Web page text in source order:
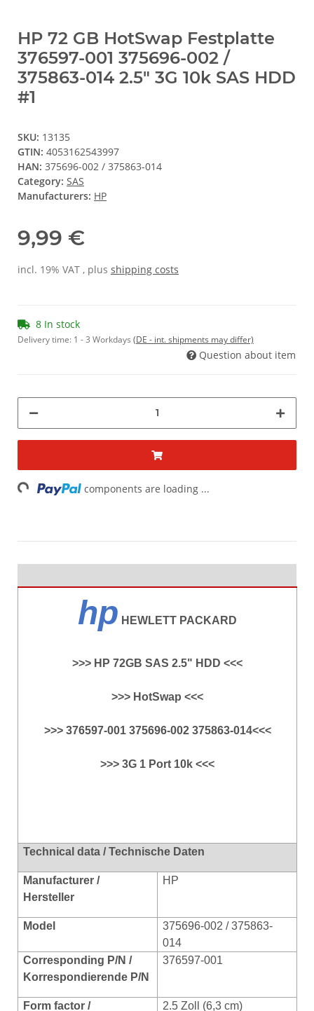
HP 72 GB HotSwap Festplatte
376597-001 375696-002 /
375863-014 2.5" 3G 10k SAS HDD
#1
SKU: 13135
GTIN: 4053162543997
HAN: 375696-002 / 375863-014
Category: SAS
Manufacturers: HP
9,99 €
incl. 19% VAT , plus shipping costs
8 In stock
Delivery time: 1 - 3 Workdays (DE - int. shipments may differ)
Question about item
Loading... components are loading ...
hp HEWLETT PACKARD
>>> HP 72GB SAS 2.5" HDD <<<
>>> HotSwap <<<
>>> 376597-001 375696-002 375863-014<<<
>>> 3G 1 Port 10k <<<
Technical data / Technische Daten
Manufacturer /
Hersteller
HP
Model
375696-002 / 375863-
014
Corresponding P/N /
Korrespondierende P/N
376597-001
Form factor / 2.5 Zoll (6,3 cm)